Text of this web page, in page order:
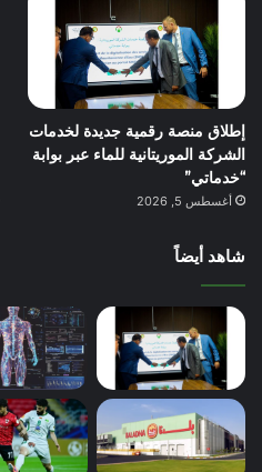
إطلاق منصة رقمية جديدة لخدمات
الشركة الموريتانية للماء عبر بوابة
“خدماتي”
أغسطس 5, 2026
شاهد أيضاً